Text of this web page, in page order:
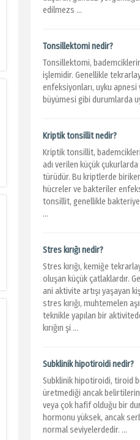
edilmezs ...
Tonsillektomi nedir?
Tonsillektomi,
işlemidir. Genellikle
enfeksiyonları, uyku apnesi
büyümesi gibi durumlarda
Kriptik tonsillit nedir?
Kriptik tonsillit,
adı verilen küçük
türüdür. Bu kriptlerde
hücreler ve bakteriler
tonsillit, genellikle
...
Stres kırığı nedir?
Stres kırığı, kemiğe
oluşan küçük çatlaklardır.
ani aktivite artışı yaşayan
stres kırığı, muhtemelen
teknikle yapılan bir
kırığın şi ...
Subklinik hipotiroidi nedir?
Subklinik hipotiroidi, tiroid
üretmediği ancak belirtilerin
veya çok hafif olduğu bir
hormonu yüksek, ancak
normal seviyelerdedir. ...